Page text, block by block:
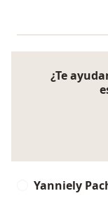
¿Te
Yanniely